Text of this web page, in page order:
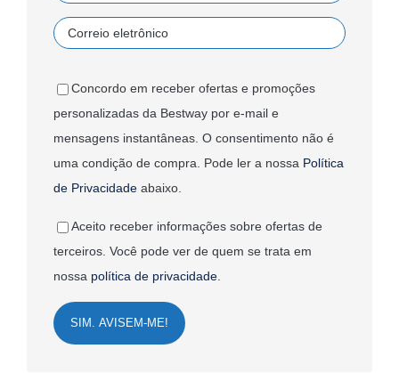
Concordo em receber ofertas e promoções
personalizadas da Bestway por e-mail e
mensagens instantâneas. O consentimento não é
uma condição de compra. Pode ler a nossa Política
de Privacidadeabaixo.
Aceito receber informações sobre ofertas de
terceiros. Você pode ver de quem se trata em
nossa política de privacidade.
SIM. AVISEM-ME!